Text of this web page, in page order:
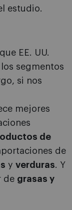
estudio.
EE. UU.
segmentos
si nos
mejores
de
de
y verduras. Y
de grasas y